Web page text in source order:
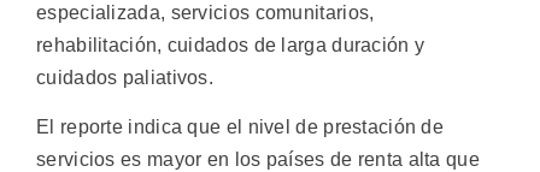
especializada, servicios comunitarios,
rehabilitación, cuidados de larga duración y
cuidados paliativos.
El reporte indica que el nivel de prestación de
servicios es mayor en los países de renta alta que